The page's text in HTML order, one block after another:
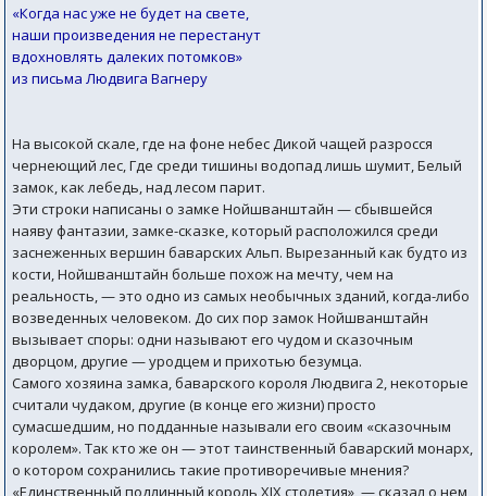
«Когда нас уже не будет на свете,
наши произведения не перестанут
вдохновлять далеких потомков»
из письма Людвига Вагнеру
На высокой скале, где на фоне небес Дикой чащей разросся
чернеющий лес, Где среди тишины водопад лишь шумит, Белый
замок, как лебедь, над лесом парит.
Эти строки написаны о замке Нойшванштайн — сбывшейся
наяву фантазии, замке-сказке, который расположился среди
заснеженных вершин баварских Альп. Вырезанный как будто из
кости, Нойшванштайн больше похож на мечту, чем на
реальность, — это одно из самых необычных зданий, когда-либо
возведенных человеком. До сих пор замок Нойшванштайн
вызывает споры: одни называют его чудом и сказочным
дворцом, другие — уродцем и прихотью безумца.
Самого хозяина замка, баварского короля Людвига 2, некоторые
считали чудаком, другие (в конце его жизни) просто
сумасшедшим, но подданные называли его своим «сказочным
королем». Так кто же он — этот таинственный баварский монарх,
о котором сохранились такие противоречивые мнения?
«Единственный подлинный король XIX столетия», — сказал о нем